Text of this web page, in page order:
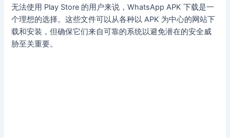
无法使用 Play Store 的用户来说，WhatsApp APK 下载是一
个理想的选择。这些文件可以从各种以 APK 为中心的网站下
载和安装，但确保它们来自可靠的系统以避免潜在的安全威
胁至关重要。